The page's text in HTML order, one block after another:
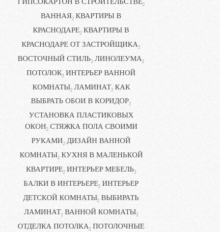
2
ВАННАЯ2 КВАРТИРЫ В
КРАСНОДАРЕ2 КВАРТИРЫ В
КРАСНОДАРЕ ОТ ЗАСТРОЙЩИКА2
ВОСТОЧНЫЙ СТИЛЬ2 ЛИНОЛЕУМА2
ПОТОЛОК2 ИНТЕРЬЕР ВАННОЙ
КОМНАТЫ2 ЛАМИНАТ2 КАК
ВЫБРАТЬ ОБОИ В КОРИДОР2
УСТАНОВКА ПЛАСТИКОВЫХ
ОКОН2 СТЯЖКА ПОЛА СВОИМИ
РУКАМИ2 ДИЗАЙН ВАННОЙ
КОМНАТЫ2 КУХНЯ В МАЛЕНЬКОЙ
КВАРТИРЕ2 ИНТЕРЬЕР МЕБЕЛЬ2
БАЛКИ В ИНТЕРЬЕРЕ2 ИНТЕРЬЕР
ДЕТСКОЙ КОМНАТЫ2 ВЫБИРАТЬ
ЛАМИНАТ2 ВАННОЙ КОМНАТЫ2
ОТДЕЛКА ПОТОЛКА2 ПОТОЛОЧНЫЕ